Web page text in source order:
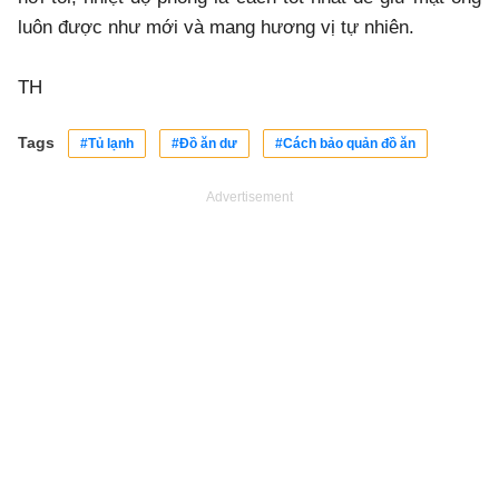
luôn được như mới và mang hương vị tự nhiên.
TH
Tags #Tủ lạnh #Đồ ăn dư #Cách bảo quản đồ ăn
Advertisement